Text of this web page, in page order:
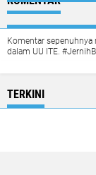
Komentar
dalam UU ITE.
TERKINI